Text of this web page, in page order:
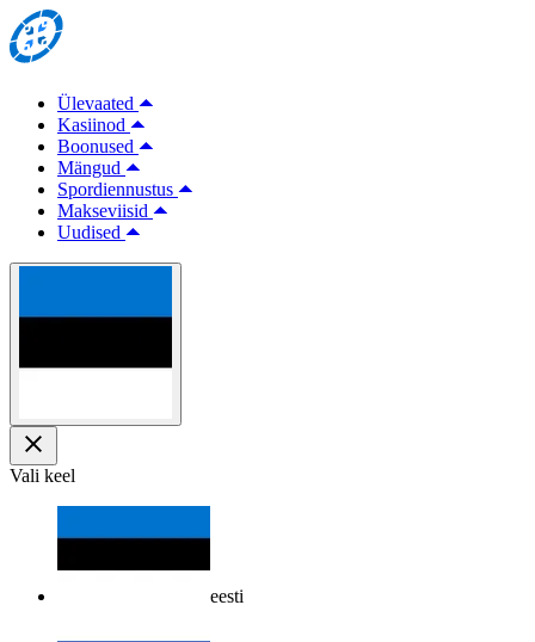
Ülevaated
Kasiinod
Boonused
Mängud
Spordiennustus
Makseviisid
Uudised
Vali keel
eesti